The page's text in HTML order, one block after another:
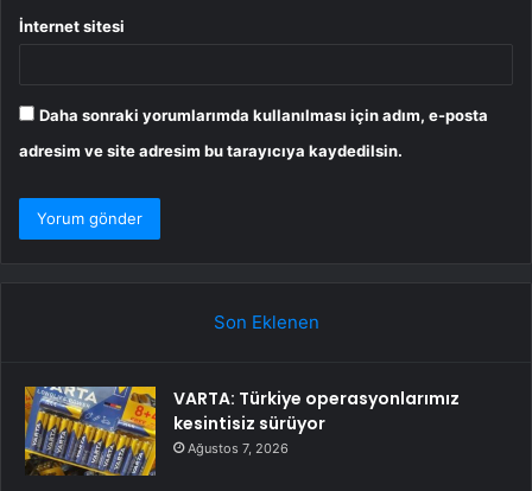
İnternet sitesi
Daha sonraki yorumlarımda kullanılması için adım, e-posta
adresim ve site adresim bu tarayıcıya kaydedilsin.
Son Eklenen
VARTA: Türkiye operasyonlarımız
kesintisiz sürüyor
Ağustos 7, 2026